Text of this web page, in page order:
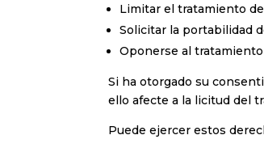
Limitar el tratamiento
Solicitar la portabilidad
Oponerse al
Si ha otorgado su
ello afecte a la licitud del
Puede ejercer estos